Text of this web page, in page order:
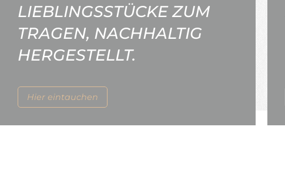
Hier eintauchen
LIEBLINGSSTÜCKE ZUM
TRAGEN, NACHHALTIG
HERGESTELLT.